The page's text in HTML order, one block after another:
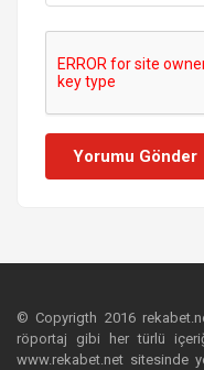
Yorumu Gönder
© Copyrigth 2016
röportaj gibi her türlü
www.rekabet.net sitesinde